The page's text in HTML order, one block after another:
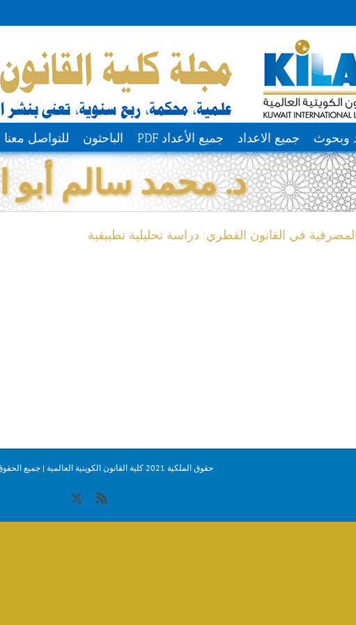
وبحوث جميع الاعداد جميع الأعداد PDF الباحثون للتواصل معنا
د. محمد سالم أبو
في القانون القطري: دراسة تحليلية تطبيقية
حقوق الملكية 2021 كلية القانون الكويتية العالمية | جميع الحقوق محفوظة
Rss
X